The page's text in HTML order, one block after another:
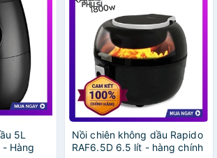
5L
- Hàng
Nồi chiên không dầu Rapido
RAF6.5D 6.5 lít - hàng chính